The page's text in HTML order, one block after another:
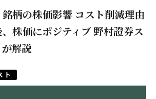
銘柄の株価影響 コスト削減理由
株価にポジティブ 野村證券ス
解説